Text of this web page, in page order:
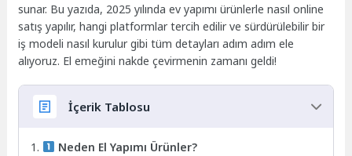
sunar. Bu yazıda, 2025 yılında ev yapımı ürünlerle nasıl online
satış yapılır, hangi platformlar tercih edilir ve sürdürülebilir bir
iş modeli nasıl kurulur gibi tüm detayları adım adım ele
alıyoruz. El emeğini nakde çevirmenin zamanı geldi!
İçerik Tablosu
Neden El Yapımı Ürünler?